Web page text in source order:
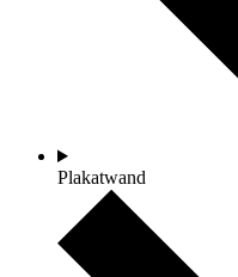
Plakatwand